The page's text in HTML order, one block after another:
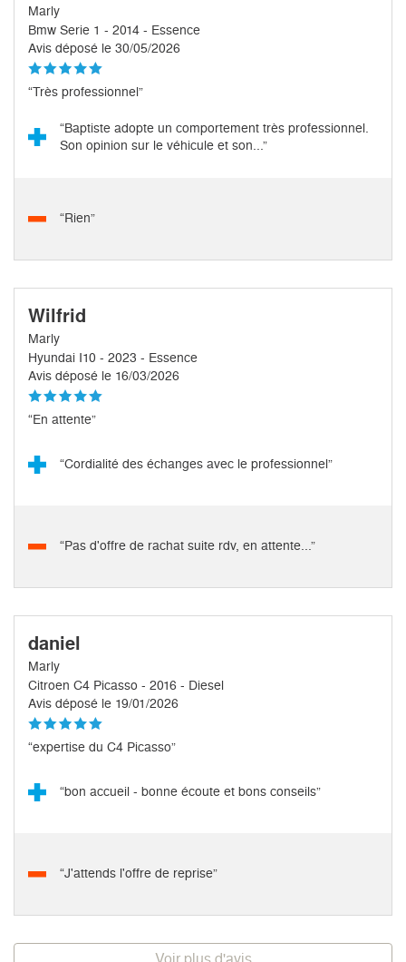
Marly
Bmw Serie 1 - 2014 - Essence
Avis déposé le 30/05/2026
“Très professionnel”
“Baptiste adopte un comportement très professionnel.
Son opinion sur le véhicule et son...”
“Rien”
Wilfrid
Marly
Hyundai I10 - 2023 - Essence
Avis déposé le 16/03/2026
“En attente”
“Cordialité des échanges avec le professionnel”
“Pas d'offre de rachat suite rdv, en attente...”
daniel
Marly
Citroen C4 Picasso - 2016 - Diesel
Avis déposé le 19/01/2026
“expertise du C4 Picasso”
“bon accueil - bonne écoute et bons conseils”
“J'attends l'offre de reprise”